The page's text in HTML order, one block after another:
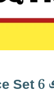
Set 6